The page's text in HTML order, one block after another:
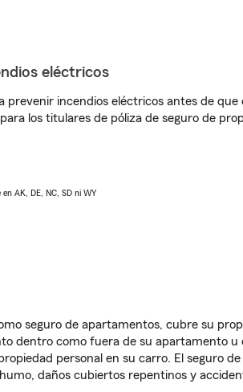
eléctricos
prevenir incendios eléctricos antes de
los titulares de póliza de seguro de
AK, DE, NC, SD ni WY
seguro de apartamentos, cubre su
dentro como fuera de su apartamento
personal en su carro. El seguro
daños cubiertos repentinos y